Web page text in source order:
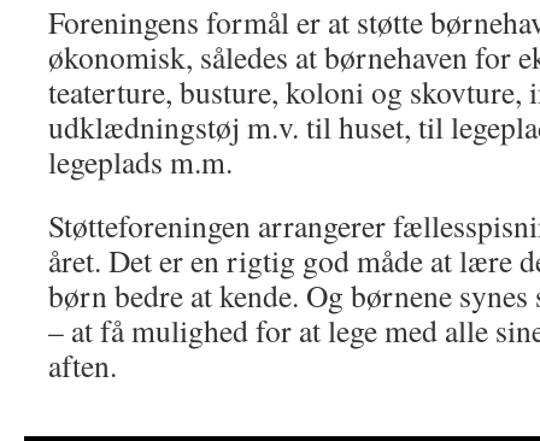
Foreningens formål er at støtte
økonomisk, således at børnehaven for
teaterture, busture, koloni og skovture,
udklædningstøj m.v. til huset, til
legeplads m.m.
Støtteforeningen arrangerer
året. Det er en rigtig god måde at lære
børn bedre at kende. Og børnene
– at få mulighed for at lege med alle
aften.